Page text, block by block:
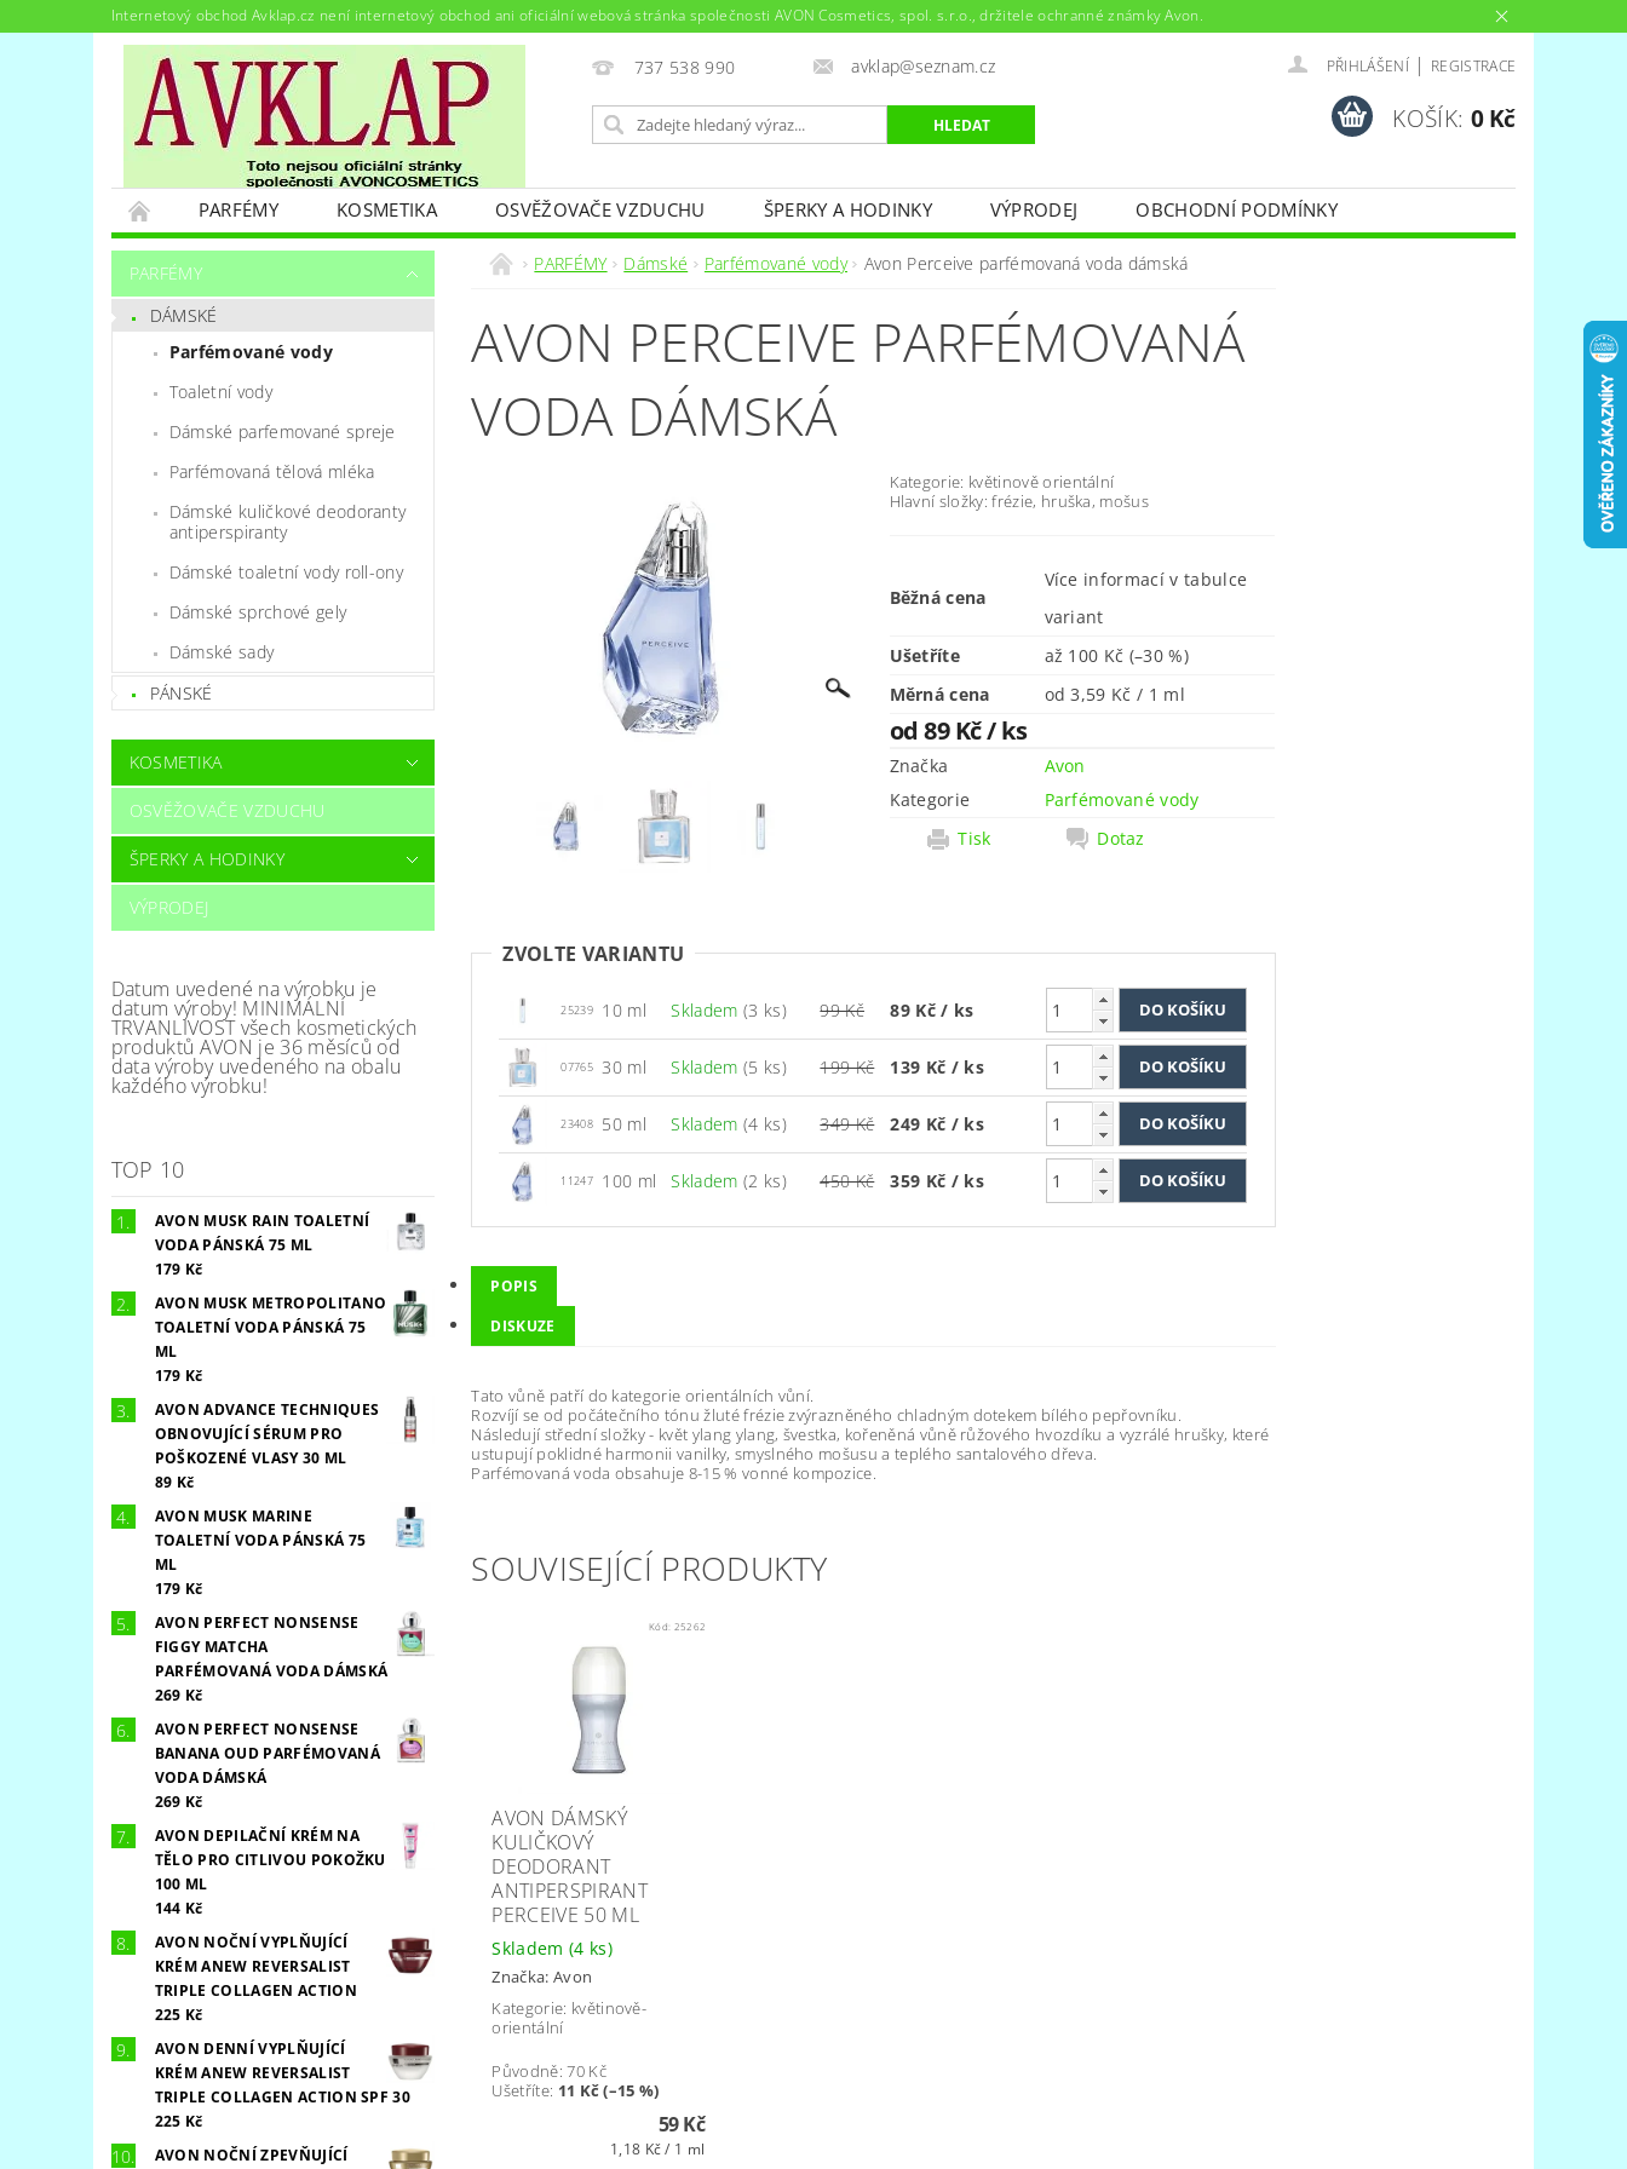
Internetový obchod Avklap.cz není internetový obchod ani oficiální webová stránka společnosti AVON Cosmetics, spol. s.r.o., držitele ochranné známky Avon.
737 538 990 avklap@seznam.cz PŘIHLÁŠENÍ | REGISTRACE
KOŠÍK: 0 Kč
PARFÉMY KOSMETIKA OSVĚŽOVAČE VZDUCHU ŠPERKY A HODINKY VÝPRODEJ
OBCHODNÍ PODMÍNKY
PODMÍNKY OCHRANY OSOBNÍCH ÚDAJŮ
NAPIŠTE NÁM KONTAKTY
PARFÉMY
DÁMSKÉ
Parfémované vody
Toaletní vody
Dámské parfemované spreje
Parfémovaná tělová mléka
Dámské kuličkové deodoranty
antiperspiranty
Dámské toaletní vody roll-ony
Dámské sprchové gely
Dámské sady
PÁNSKÉ
KOSMETIKA
OSVĚŽOVAČE VZDUCHU
ŠPERKY A HODINKY
VÝPRODEJ
Datum uvedené na výrobku je
datum výroby! MINIMÁLNÍ
TRVANLIVOST všech kosmetických
produktů AVON je 36 měsíců od
data výroby uvedeného na obalu
každého výrobku!
TOP 10
AVON MUSK RAIN TOALETNÍ
VODA PÁNSKÁ 75 ML
179 Kč
AVON MUSK METROPOLITANO
TOALETNÍ VODA PÁNSKÁ 75
ML
179 Kč
AVON ADVANCE TECHNIQUES
OBNOVUJÍCÍ SÉRUM PRO
POŠKOZENÉ VLASY 30 ML
89 Kč
AVON MUSK MARINE
TOALETNÍ VODA PÁNSKÁ 75
ML
179 Kč
AVON PERFECT NONSENSE
FIGGY MATCHA
PARFÉMOVANÁ VODA DÁMSKÁ
269 Kč
AVON PERFECT NONSENSE
BANANA OUD PARFÉMOVANÁ
VODA DÁMSKÁ
269 Kč
AVON DEPILAČNÍ KRÉM NA
TĚLO PRO CITLIVOU POKOŽKU
100 ML
144 Kč
AVON NOČNÍ VYPLŇUJÍCÍ
KRÉM ANEW REVERSALIST
TRIPLE COLLAGEN ACTION
225 Kč
AVON DENNÍ VYPLŇUJÍCÍ
KRÉM ANEW REVERSALIST
TRIPLE COLLAGEN ACTION SPF 30
225 Kč
AVON NOČNÍ ZPEVŇUJÍCÍ
PARFÉMY Dámské Parfémované vody Avon Perceive parfémovaná voda dámská
AVON PERCEIVE PARFÉMOVANÁ
VODA DÁMSKÁ
Kategorie: květinově orientální
Hlavní složky: frézie, hruška, mošus
Běžná cena
Více informací v tabulce
variant
Ušetříte
až 100 Kč (–30 %)
Měrná cena
od 3,59 Kč / 1 ml
od 89 Kč/ ks
Značka
Avon
Kategorie
Parfémované vody
Tisk
Dotaz
ZVOLTE VARIANTU
25239 10 ml Skladem (3 ks) 99 Kč 89 Kč/ ks
07765 30 ml Skladem (5 ks) 199 Kč 139 Kč / ks
23408 50 ml Skladem (4 ks) 349 Kč 249 Kč / ks
11247 100 ml Skladem (2 ks) 450 Kč 359 Kč / ks
POPIS
DISKUZE
Tato vůně patří do kategorie orientálních vůní.
Rozvíjí se od počátečního tónu žluté frézie zvýrazněného chladným dotekem bílého pepřovníku.
Následují střední složky - květ ylang ylang, švestka, kořeněná vůně růžového hvozdíku a vyzrálé hrušky, které
ustupují poklidné harmonii vanilky, smyslného mošusu a teplého santalového dřeva.
Parfémovaná voda obsahuje 8-15 % vonné kompozice.
SOUVISEJÍCÍ PRODUKTY
Kód: 25262
AVON DÁMSKÝ
KULIČKOVÝ
DEODORANT
ANTIPERSPIRANT
PERCEIVE 50 ML
Skladem (4 ks)
Značka: Avon
Kategorie: květinově-
orientální
Původně:70 Kč
Ušetříte: 11 Kč (–15 %)
59 Kč
1,18 Kč / 1 ml